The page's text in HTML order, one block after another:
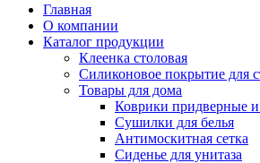
Главная
О компании
Каталог продукции
Клеенка столовая
Силиконовое покрытие для
Товары для дома
Коврики придверные
Сушилки для белья
Антимоскитная сетка
Сиденье для унитаза